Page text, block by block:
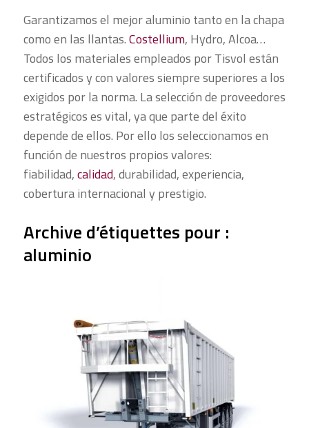
Garantizamos el mejor aluminio tanto en la chapa
como en las llantas.Costellium, Hydro, Alcoa…
Todos los materiales empleados por Tisvol están
certificados y con valores siempre superiores a los
exigidos por la norma. La selección de proveedores
estratégicos es vital, ya que parte del éxito
depende de ellos. Por ello los seleccionamos en
función de nuestros propios valores:
fiabilidad,calidad, durabilidad, experiencia,
cobertura internacional y prestigio.
Archive d’étiquettes pour :
aluminio